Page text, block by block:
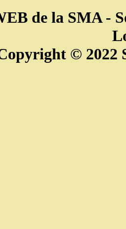
de la SMA -
© 2022